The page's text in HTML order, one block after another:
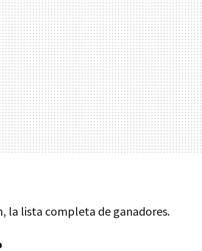
la lista completa de ganadores.